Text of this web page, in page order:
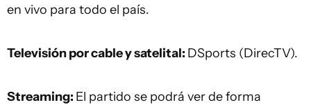
en vivo para todo el país.
Televisión por cable y satelital: DSports (DirecTV).
Streaming: El partido se podrá ver de forma